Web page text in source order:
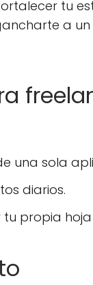
tu
a
una sola
diarios.
propia